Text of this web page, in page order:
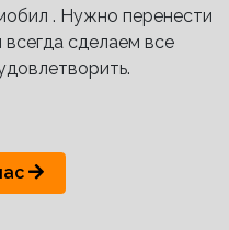
. Нужно перенести
сделаем все